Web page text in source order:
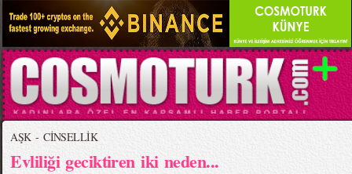
AŞK - CİNSELLİK
Evliliği geciktiren iki neden...